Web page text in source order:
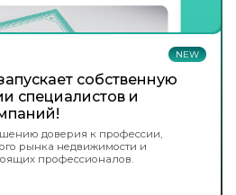
NEW
собственную
специалистов и
доверия к профессии,
рынка недвижимости и
профессионалов.